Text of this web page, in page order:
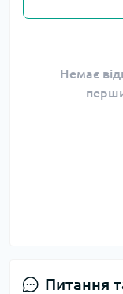
Немає
Питання